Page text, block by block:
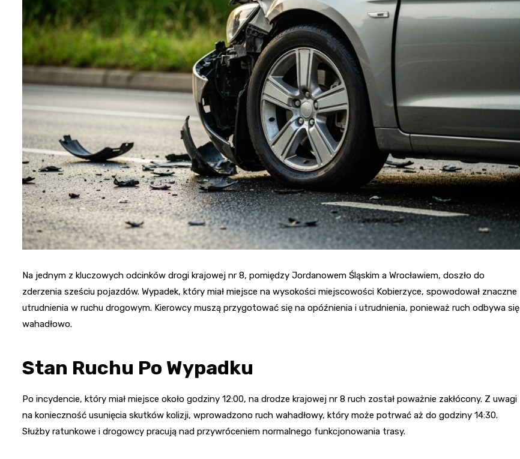
Fryzjer
Na jednym z kluczowych odcinków drogi krajowej nr 8, pomiędzy Jordanowem Śląskim a Wrocławiem, doszło do
zderzenia sześciu pojazdów. Wypadek, który miał miejsce na wysokości miejscowości Kobierzyce, spowodował znaczne
utrudnienia w ruchu drogowym. Kierowcy muszą przygotować się na opóźnienia i utrudnienia, ponieważ ruch odbywa się
wahadłowo.
Stan Ruchu Po Wypadku
Po incydencie, który miał miejsce około godziny 12:00, na drodze krajowej nr 8 ruch został poważnie zakłócony. Z uwagi
na konieczność usunięcia skutków kolizji, wprowadzono ruch wahadłowy, który może potrwać aż do godziny 14:30.
Służby ratunkowe i drogowcy pracują nad przywróceniem normalnego funkcjonowania trasy.